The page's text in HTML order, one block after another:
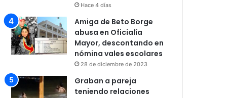
Hace 4 días
Amiga de Beto Borge
abusa en Oficialía
Mayor, descontando en
nómina vales escolares
28 de diciembre de 2023
Graban a pareja
teniendo relaciones